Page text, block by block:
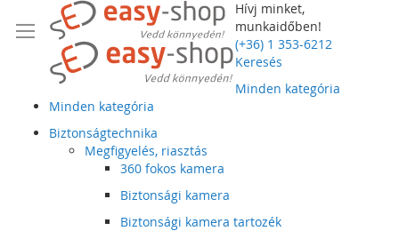
Hívj minket,
munkaidőben!
(+36) 1 353-6212
Keresés
Minden kategória
Minden kategória
Biztonságtechnika
Megfigyelés, riasztás
360 fokos kamera
Biztonsági kamera
Biztonsági kamera tartozék